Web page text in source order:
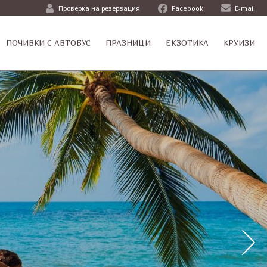
Проверка на резервация Facebook E-mail
ПОЧИВКИ С АВТОБУС ПРАЗНИЦИ ЕКЗОТИКА КРУИЗИ